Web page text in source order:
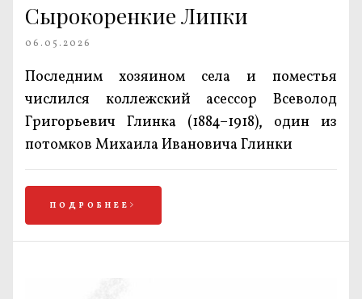
Сырокоренкие Липки
06.05.2026
Последним хозяином села и поместья
числился коллежский асессор Всеволод
Григорьевич Глинка (1884–1918), один из
потомков Михаила Ивановича Глинки
ПОДРОБНЕЕ